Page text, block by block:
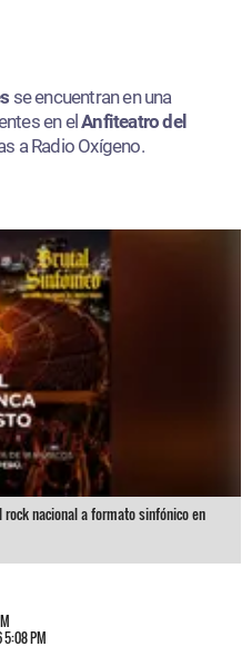
se encuentran en una
en elAnfiteatro del
a Radio Oxígeno.
nacional a formato sinfónico en
PM